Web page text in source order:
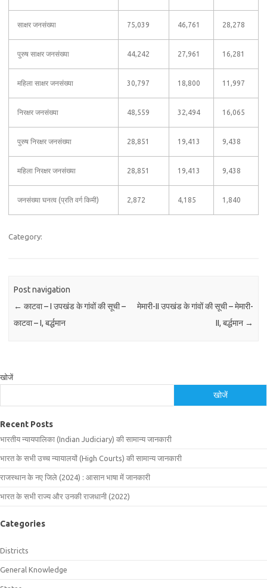
साक्षर जनसंख्या 75,039 46,761 28,278
पुरुष साक्षर जनसंख्या 44,242 27,961 16,281
महिला साक्षर जनसंख्या 30,797 18,800 11,997
निरक्षर जनसंख्या 48,559 32,494 16,065
पुरुष निरक्षर जनसंख्या 28,851 19,413 9,438
महिला निरक्षर जनसंख्या 28,851 19,413 9,438
जनसंख्या घनत्व (प्रति वर्ग किमी) 2,872 4,185 1,840
Category:
Post navigation
← काटवा – I उपखंड के गांवों की सूची –
काटवा – I, बर्द्धमान
मेमारी-II उपखंड के गांवों की सूची – मेमारी-
II, बर्द्धमान →
खोजें
खोजें
Recent Posts
भारतीय न्यायपालिका (Indian Judiciary) की सामान्य जानकारी
भारत के सभी उच्च न्यायालयों (High Courts) की सामान्य जानकारी
राजस्थान के नए जिले (2024) : आसान भाषा में जानकारी
भारत के सभी राज्य और उनकी राजधानी (2022)
Categories
Districts
General Knowledge